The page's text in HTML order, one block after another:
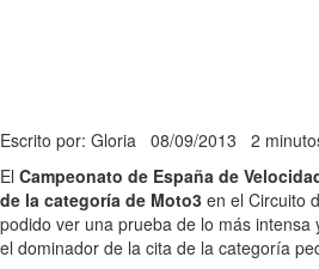
Escrito por: Gloria 08/09/2013 2
El Campeonato de España de
de la categoría de Moto3 en el Circuito
podido ver una prueba de lo más
el dominador de la cita de la categoría